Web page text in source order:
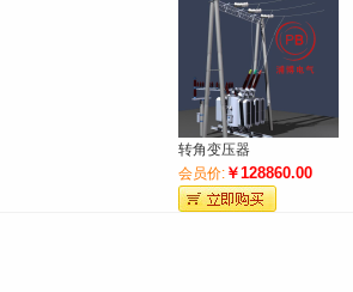
转角变压器
会员价:￥128860.00